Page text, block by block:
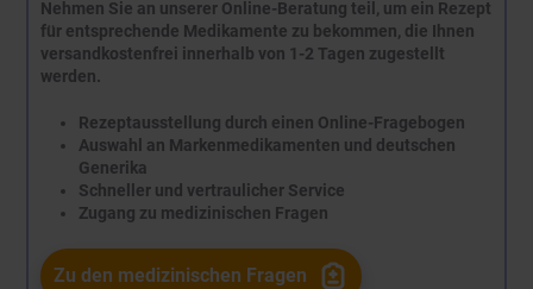
Nehmen Sie an unserer Online-Beratung teil, um ein Rezept
für entsprechende Medikamente zu bekommen, die Ihnen
versandkostenfrei innerhalb von 1-2 Tagen zugestellt
werden.
Rezeptausstellung durch einen Online-Fragebogen
Auswahl an Markenmedikamenten und deutschen
Generika
Schneller und vertraulicher Service
Zugang zu medizinischen Fragen
Zu den medizinischen Fragen